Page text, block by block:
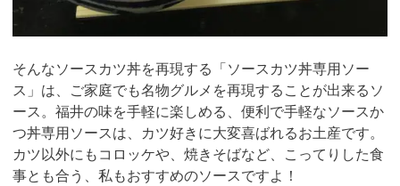
そんなソースカツ丼を再現する「ソースカツ丼専用ソー
ス」は、ご家庭でも名物グルメを再現することが出来るソ
ース。福井の味を手軽に楽しめる、便利で手軽なソースか
つ丼専用ソースは、カツ好きに大変喜ばれるお土産です。
カツ以外にもコロッケや、焼きそばなど、こってりした食
事とも合う、私もおすすめのソースですよ！